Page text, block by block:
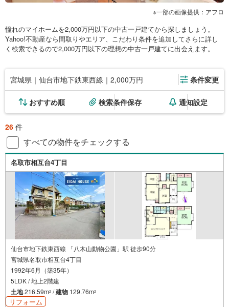
一部の画像提供：アフロ
憧れのマイホームを2,000万円以下の中古一戸建てから探しましょう。
Yahoo!不動産なら間取りやエリア、こだわり条件を追加してさらに詳し
く検索できるので2,000万円以下の理想の中古一戸建てに出会えます。
宮城県｜仙台市地下鉄東西線｜2,000万円 条件変更
おすすめ順 検索条件保存 通知設定
26 件
すべての物件をチェックする
名取市相互台4丁目
仙台市地下鉄東西線 「八木山動物公園」駅 徒歩90分
宮城県名取市相互台4丁目
1992年6月（築35年）
5LDK / 地上2階建
土地216.59m2 /建物 129.76m2
リフォーム